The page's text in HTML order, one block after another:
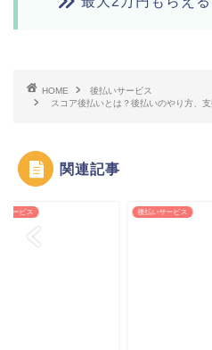
HOME
後払いサービス
スコア後払いとは？後払いのやり方、
関連記事
サービス 後払いサービス